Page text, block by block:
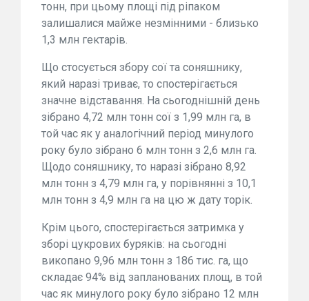
тонн, при цьому площі під ріпаком
залишалися майже незмінними - близько
1,3 млн гектарів.
Що стосується збору сої та соняшнику,
який наразі триває, то спостерігається
значне відставання. На сьогоднішній день
зібрано 4,72 млн тонн сої з 1,99 млн га, в
той час як у аналогічний період минулого
року було зібрано 6 млн тонн з 2,6 млн га.
Щодо соняшнику, то наразі зібрано 8,92
млн тонн з 4,79 млн га, у порівнянні з 10,1
млн тонн з 4,9 млн га на цю ж дату торік.
Крім цього, спостерігається затримка у
зборі цукрових буряків: на сьогодні
викопано 9,96 млн тонн з 186 тис. га, що
складає 94% від запланованих площ, в той
час як минулого року було зібрано 12 млн